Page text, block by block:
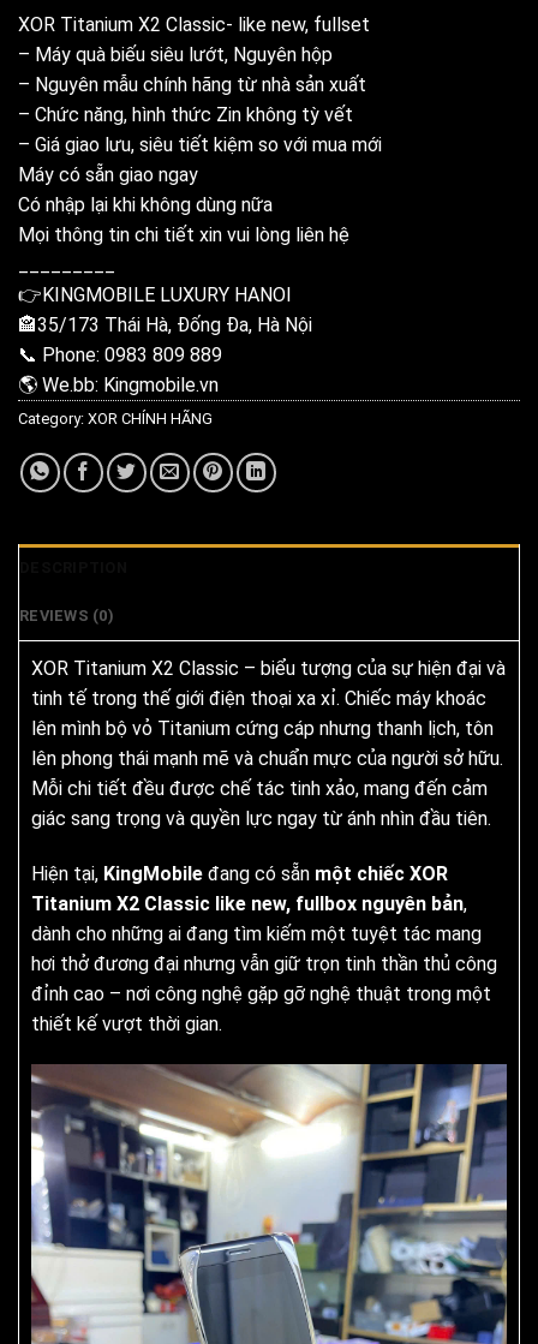
XOR Titanium X2 Classic- like new, fullset
– Máy quà biếu siêu lướt, Nguyên hộp
– Nguyên mẫu chính hãng từ nhà sản xuất
– Chức năng, hình thức Zin không tỳ vết
– Giá giao lưu, siêu tiết kiệm so với mua mới
Máy có sẵn giao ngay
Có nhập lại khi không dùng nữa
Mọi thông tin chi tiết xin vui lòng liên hệ
👉KINGMOBILE LUXURY HANOI
🏤35/173 Thái Hà, Đống Đa, Hà Nội
📞 Phone: 0983 809 889
🌎 We.bb: Kingmobile.vn
Category: XOR CHÍNH HÃNG
REVIEWS (0)
XOR Titanium X2 Classic – biểu tượng của sự hiện đại và
tinh tế trong thế giới điện thoại xa xỉ. Chiếc máy khoác
lên mình bộ vỏ Titanium cứng cáp nhưng thanh lịch, tôn
lên phong thái mạnh mẽ và chuẩn mực của người sở hữu.
Mỗi chi tiết đều được chế tác tinh xảo, mang đến cảm
giác sang trọng và quyền lực ngay từ ánh nhìn đầu tiên.
Hiện tại, KingMobile đang có sẵn một chiếc XOR
Titanium X2 Classic like new, fullbox nguyên bản,
dành cho những ai đang tìm kiếm một tuyệt tác mang
hơi thở đương đại nhưng vẫn giữ trọn tinh thần thủ công
đỉnh cao – nơi công nghệ gặp gỡ nghệ thuật trong một
thiết kế vượt thời gian.